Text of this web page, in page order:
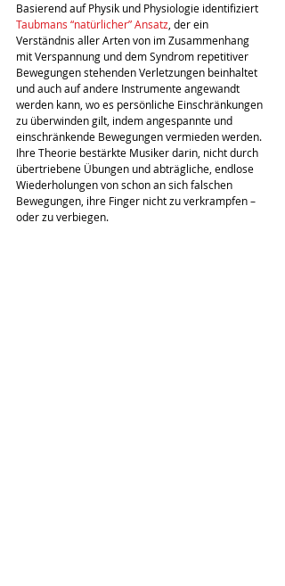
Basierend auf Physik und Physiologie identifiziert
Taubmans “natürlicher” Ansatz, der ein
Verständnis aller Arten von im Zusammenhang
mit Verspannung und dem Syndrom repetitiver
Bewegungen stehenden Verletzungen beinhaltet
und auch auf andere Instrumente angewandt
werden kann, wo es persönliche Einschränkungen
zu überwinden gilt, indem angespannte und
einschränkende Bewegungen vermieden werden.
Ihre Theorie bestärkte Musiker darin, nicht durch
übertriebene Übungen und abträgliche, endlose
Wiederholungen von schon an sich falschen
Bewegungen, ihre Finger nicht zu verkrampfen –
oder zu verbiegen.